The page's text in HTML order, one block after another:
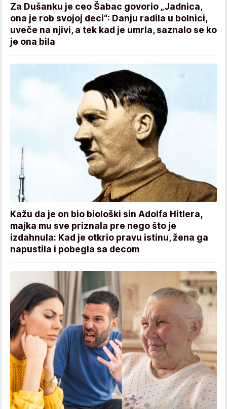
Za Dušanku je ceo Šabac govorio „Jadnica,
ona je rob svojoj deci“: Danju radila u bolnici,
uveče na njivi, a tek kad je umrla, saznalo se ko
je ona bila
Kažu da je on bio biološki sin Adolfa Hitlera,
majka mu sve priznala pre nego što je
izdahnula: Kad je otkrio pravu istinu, žena ga
napustila i pobegla sa decom